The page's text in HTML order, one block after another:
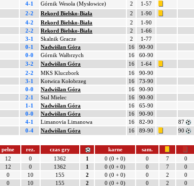
4-1 Górnik Wesoła (Mysłowice) 2
1-57
2-2 Rekord Bielsko-Biała 2
1-90
4-2 Rekord Bielsko-Biała 2
1-90
2-2 Rekord Bielsko-Biała 2
1-66
3-1 Skalnik Gracze 2
1-77
0-1 Nadwiślan Góra 16
90-90
0-0 Górnik Wałbrzych 16
60-90
3-2 Nadwiślan Góra 16
1-64
2-2 MKS Kluczbork 16
90-90
3-1 Kotwica Kołobrzeg 16
73-90
0-0 Nadwiślan Góra 16
90-90
2-1 Stal Mielec 16
90-90
1-1 Nadwiślan Góra 16
65-90
0-0 Nadwiślan Góra 16
90-90
4-1 Limanovia Limanowa 16 82-90
87
0-4 Nadwiślan Góra 16 89-90 90
pełne rez. czas gry karne
sam.
12 0 1362 1 0 (0 + 0) 0 7
0
12 0 1362 1 0 (0 + 0) 0 7
0
0 10 155 2 0 (0 + 0) 0 2
0
0 10 155 2 0 (0 + 0) 0 2 0